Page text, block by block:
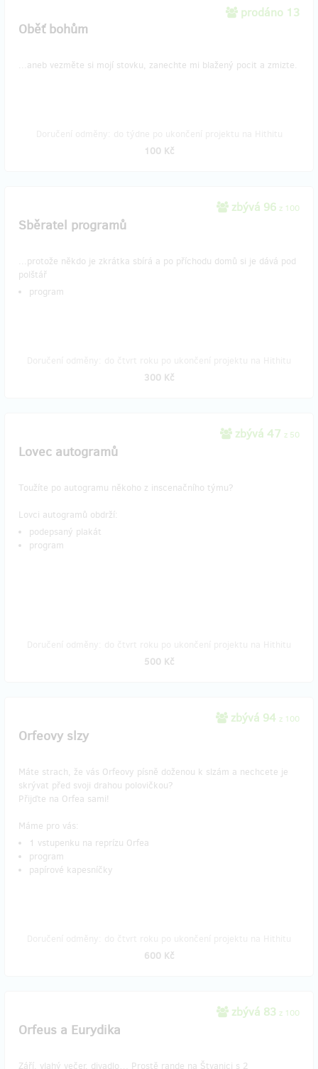
prodáno 13
Oběť bohům
...aneb vezměte si mojí stovku, zanechte mi blažený pocit a zmizte.
100 Kč
zbývá 96 z 100
Sběratel programů
...protože někdo je zkrátka sbírá a po příchodu domů si je dává pod
polštář
program
300 Kč
zbývá 47 z 50
Lovec autogramů
Toužíte po autogramu někoho z inscenačního týmu?
Lovci autogramů obdrží:
podepsaný plakát
program
500 Kč
zbývá 94 z 100
Orfeovy slzy
Máte strach, že vás Orfeovy písně doženou k slzám a nechcete je
skrývat před svoji drahou polovičkou?
Přijďte na Orfea sami!
Máme pro vás:
1 vstupenku na reprízu Orfea
program
papírové kapesníčky
600 Kč
zbývá 83 z 100
Orfeus a Eurydika
Září, vlahý večer, divadlo… Prostě rande na Štvanici s 2